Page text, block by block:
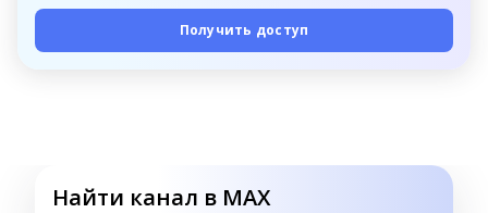
Получить доступ
Найти канал в MAX